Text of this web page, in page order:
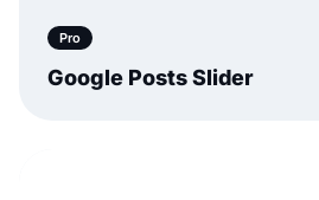
Pro
Google Posts Slider